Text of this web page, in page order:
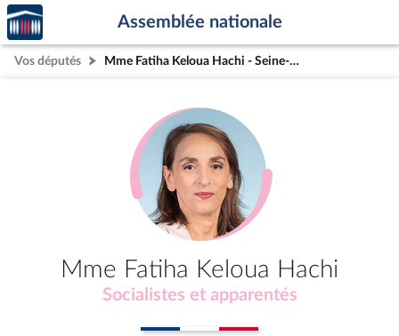
Aller au contenu
Aller en bas de la page
Accèder
à la
page
d'accueil
Assemblée nationale
Vos députés Mme Fatiha Keloua Hachi - Seine-Saint-Denis (8e circonscription)
Mme Fatiha Keloua Hachi
Socialistes et apparentés